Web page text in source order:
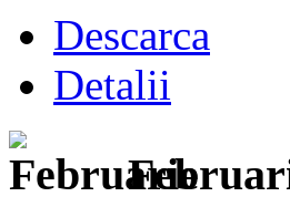
Descarca
Detalii